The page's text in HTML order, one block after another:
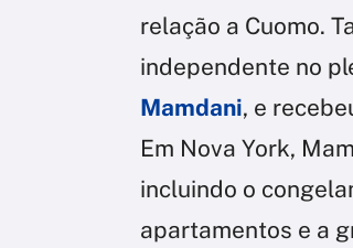
relação a Cuomo.
independente no
Mamdani, e
Em Nova York,
incluindo o
apartamentos e a